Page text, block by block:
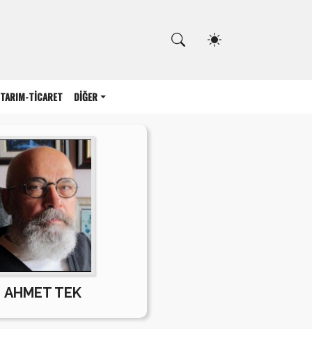
TARIM-TİCARET DİĞER
AHMET TEK